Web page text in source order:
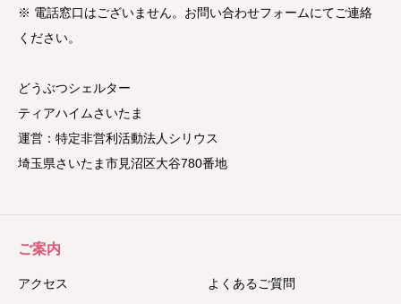
※ 電話窓口はございません。お問い合わせフォームにてご連絡
ください。
どうぶつシェルター
ティアハイムさいたま
運営：特定非営利活動法人シリウス
埼玉県さいたま市見沼区大谷780番地
ご案内
アクセス よくあるご質問